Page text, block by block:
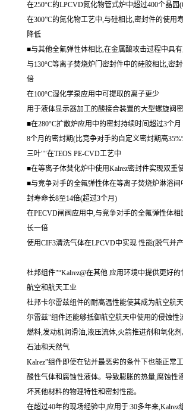
在250°C的LPCVD氮化物管式炉中超过400个晶园
在300”C的氮化物工艺中,与硅相比,密封件的使用
降低
■与其他全氟弹性体相比,在金属酸攻击过程中具
与130°C等离子焚烧炉门密封件中的硅胶相比,密
倍
在100°C湿化学泵应用中可提取的离子更少
用于液体显示器加工的酸接合装置的大型螺旋阀
■在280°C扩散炉应用中的密封持续时间超过3个月
8个月的密封期(比竞争对手的自定义密封期高
三叶""在TEOS PE-CVD工艺中
■在等离子体焚化炉中使用Kalrez密封件实现双重
■与竞争对手的全氟弹性体在等离子焚烧炉淋浴
封寿命长8至14倍(超过3个月)
在PECVD闸阀应用中,与竞争对手的全氟弹性体
长一倍
使用CIF3清洗气体在LPCVD中实现 性能(脱气并
杜邦组件"“Kalrez@在其他 应用环境中提供更好的
航空和航天工业
杜邦卡尔雷兹组件的耐高温性能使其成为航空航
尔雷兹"组件还能够抵御航空航天中使用的侵蚀性
燃料,发动机润滑油,液压流体,火箭推进剂和氧化剂
石油和天然气
Kalrez”组件即使在钻并最恶劣的条件下也能正常
酸性气体和腐蚀性液体。导致膨胀的热量,腐蚀性
坏其他材料的物理特性和密封性能。
在超过40年的现场经验中,应用于:30多年来,Kalrez